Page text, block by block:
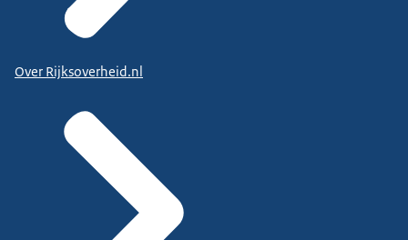
Over Rijksoverheid.nl